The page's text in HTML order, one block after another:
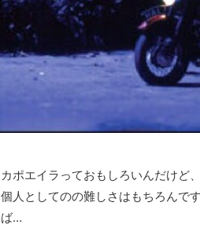
カポエイラっておもしろいんだけど
個人としてのの難しさはもちろんで
ば…